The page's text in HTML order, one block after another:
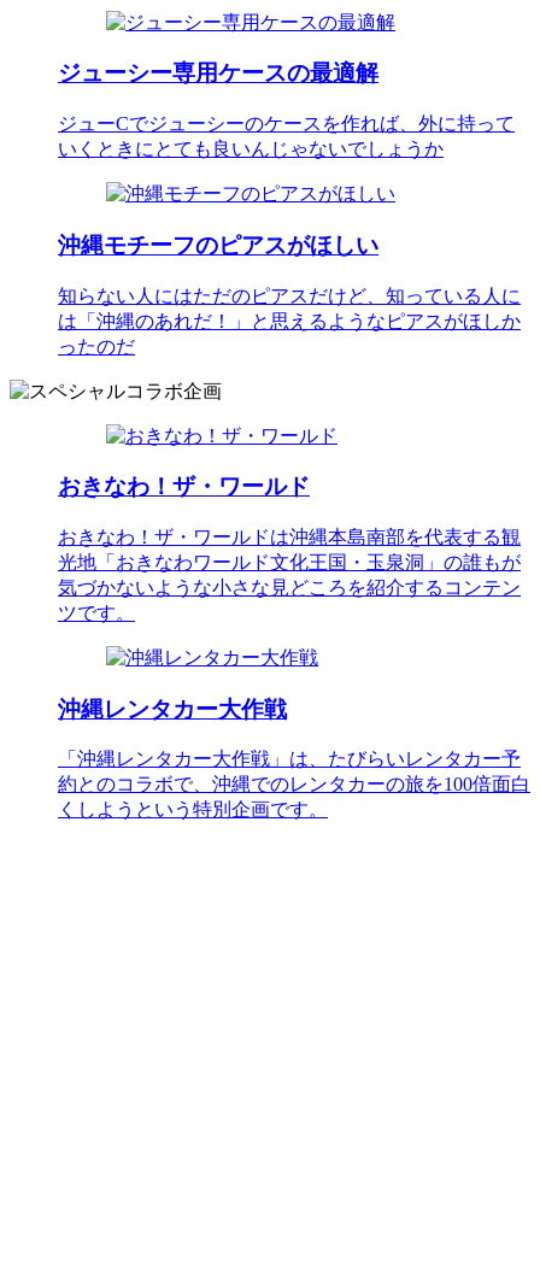
ジューシー専用ケースの最適解
ジューCでジューシーのケースを作れば、外に持って
いくときにとても良いんじゃないでしょうか
沖縄モチーフのピアスがほしい
知らない人にはただのピアスだけど、知っている人に
は「沖縄のあれだ！」と思えるようなピアスがほしか
ったのだ
おきなわ！ザ・ワールド
おきなわ！ザ・ワールドは沖縄本島南部を代表する観
光地「おきなわワールド文化王国・玉泉洞」の誰もが
気づかないような小さな見どころを紹介するコンテン
ツです。
沖縄レンタカー大作戦
「沖縄レンタカー大作戦」は、たびらいレンタカー予
約とのコラボで、沖縄でのレンタカーの旅を100倍面白
くしようという特別企画です。